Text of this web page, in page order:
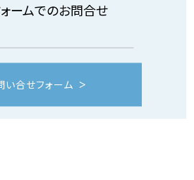
ームでのお問合せ
い合せフォーム